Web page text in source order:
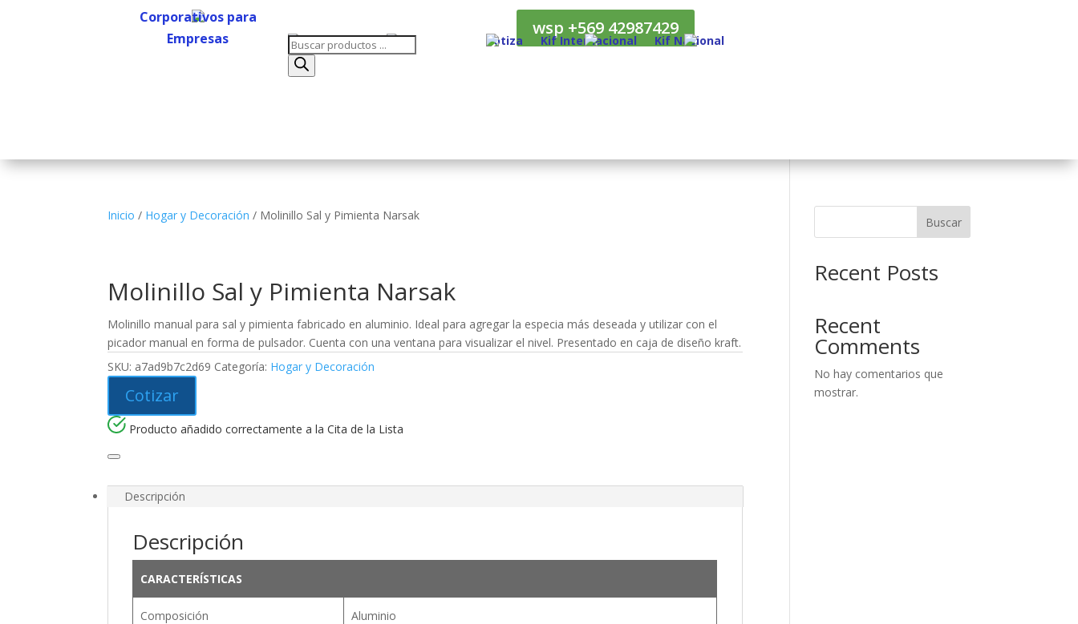
Corporativos para
Empresas
wsp +569 42987429
Cotiza Kif Internacional Kif Nacional
Búsqueda
de
productos
Inicio / Hogar y Decoración / Molinillo Sal y Pimienta Narsak
Molinillo Sal y Pimienta Narsak
Molinillo manual para sal y pimienta fabricado en aluminio. Ideal para agregar la especia más deseada y utilizar con el
picador manual en forma de pulsador. Cuenta con una ventana para visualizar el nivel. Presentado en caja de diseño kraft.
SKU: a7ad9b7c2d69 Categoría: Hogar y Decoración
Cotizar
Producto añadido correctamente a la Cita de la Lista
Descripción
Descripción
CARACTERÍSTICAS
Composición Aluminio
Buscar
Recent Posts
Recent
Comments
No hay comentarios que
mostrar.